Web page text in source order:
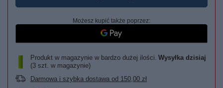
Możesz kupić także poprzez:
Produkt w magazynie w bardzo dużej ilości Wysyłka dzisiaj
(3 szt. w magazynie)
Darmowa i szybka dostawa od 150,00 zł